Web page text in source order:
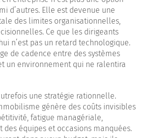
d’autres. Elle est devenue une
des limites organisationnelles,
Ce que les dirigeants
n’est pas un retard technologique.
de cadence entre des systèmes
un environnement qui ne ralentira
une stratégie rationnelle.
génère des coûts invisibles
fatigue managériale,
des équipes et occasions manquées.